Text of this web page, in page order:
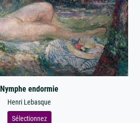
Nymphe endormie
Henri Lebasque
Sélectionnez